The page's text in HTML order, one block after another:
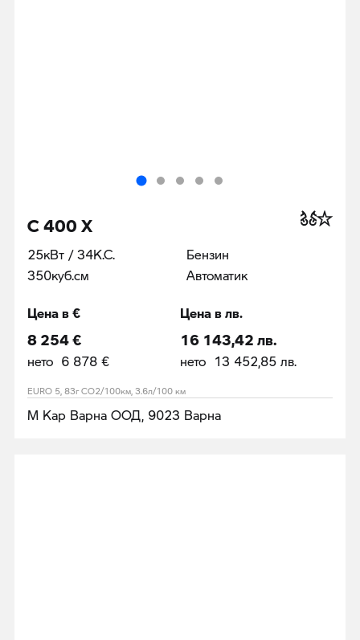
C 400 X
25кВт / 34К.С.
350куб.cм
Бензин
Автоматик
Цена в €
8 254 €
нето 6 878 €
Цена в лв.
16 143,42 лв.
нето 13 452,85 лв.
EURO 5, 83г CO2/100км, 3.6л/100 км
М Кар Варна ООД, 9023 Варна